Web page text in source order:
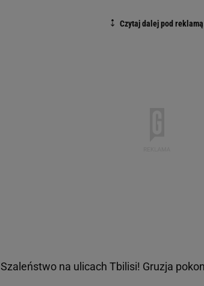
Szaleństwo na ulicach Tbilisi! Gruzja